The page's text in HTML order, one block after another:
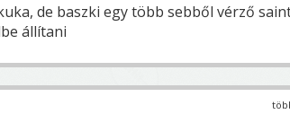
de baszki egy több sebből vérző
állítani